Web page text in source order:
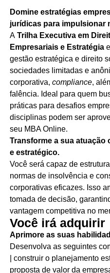
Domine estratégias
jurídicas para impulsionar
A Trilha Executiva em
Empresariais e Estratégia
gestão estratégica e direito
sociedades limitadas e
corporativa, compliance,
falência. Ideal para quem
práticas para desafios
disciplinas podem ser
seu MBA Online.
Transforme a sua
e estratégico.
Você será capaz de
normas de insolvência e
corporativas eficazes. Isso
tomada de decisão,
vantagem competitiva no
Você irá adquirir
Aprimore as suas
Desenvolva as seguintes
| construir o planejamento
proposta de valor da